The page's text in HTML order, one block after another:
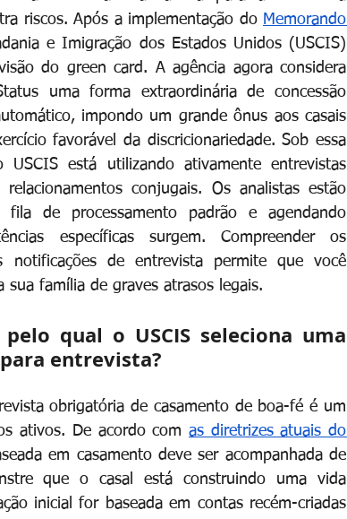
riscos. Após a implementação do Memorando
e Imigração dos Estados Unidos (USCIS)
do green card. A agência agora considera
uma forma extraordinária de concessão
impondo um grande ônus aos casais
favorável da discricionariedade. Sob essa
está utilizando ativamente entrevistas
conjugais. Os analistas estão
fila de processamento padrão e agendando
específicas surgem. Compreender os
notificações de entrevista permite que você
família de graves atrasos legais.
qual o USCIS seleciona uma
entrevista?
obrigatória de casamento de boa-fé é um
ativos. De acordo com as diretrizes atuais do
em casamento deve ser acompanhada de
que o casal está construindo uma vida
inicial for baseada em contas recém-criadas